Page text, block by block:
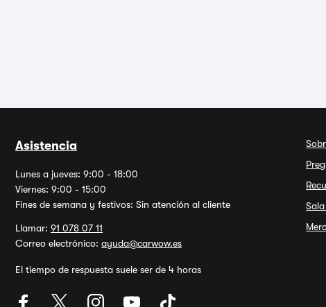
Asistencia
Lunes a jueves: 9:00 - 18:00
Viernes: 9:00 - 15:00
Fines de semana y festivos: Sin atención al cliente
Llamar: 91 078 07 11
Correo electrónico: ayuda@carwow.es
El tiempo de respuesta suele ser de 4 horas